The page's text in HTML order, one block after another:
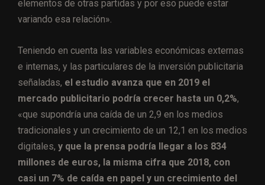
elementos de otras partidas y por eso puede estar
variando esa relación».
Teniendo en cuenta las variables económicas externas
e internas, y las particulares de la inversión publicitaria
señaladas, el estudio avanza que en 2019 el
mercado publicitario podría crecer hasta un 0,2%,
«que supondría una caída de un 2,9 en los medios
tradicionales y un crecimiento de un 12,1 en los medios
digitales, y que la prensa podría llegar a los 834
millones de euros, la misma cifra que 2018, con
casi un 7% de caída en papel y un crecimiento del